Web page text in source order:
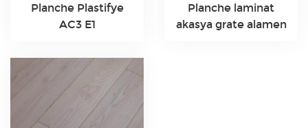
Planche Plastifye
AC3 E1
Planche laminat
akasya grate alamen